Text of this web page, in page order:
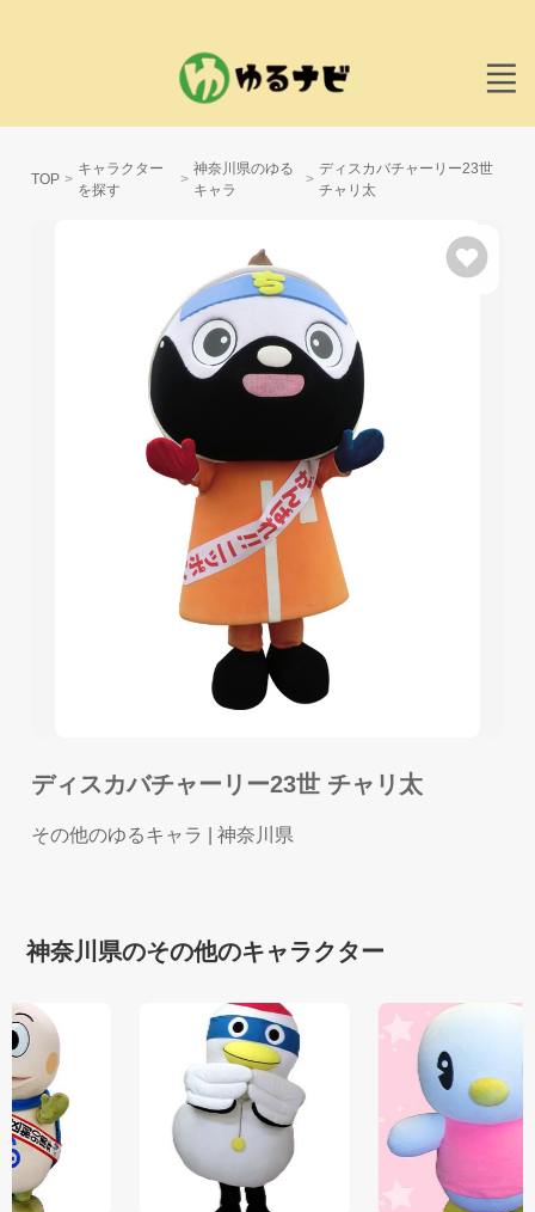
TOP
キャラクター
を探す
神奈川県のゆる
キャラ
ディスカバチャーリー23世
チャリ太
ディスカバチャーリー23世 チャリ太
その他のゆるキャラ | 神奈川県
神奈川県のその他のキャラクター